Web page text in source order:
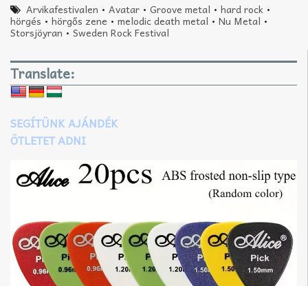
Arvikafestivalen •Avatar •Groove metal •hard rock •
hörgés • hörgős zene • melodic death metal • Nu Metal •
Storsjöyran •Sweden Rock Festival
Translate:
SEGÍTÜNK AJÁNDÉK
ÖTLETET ADNI